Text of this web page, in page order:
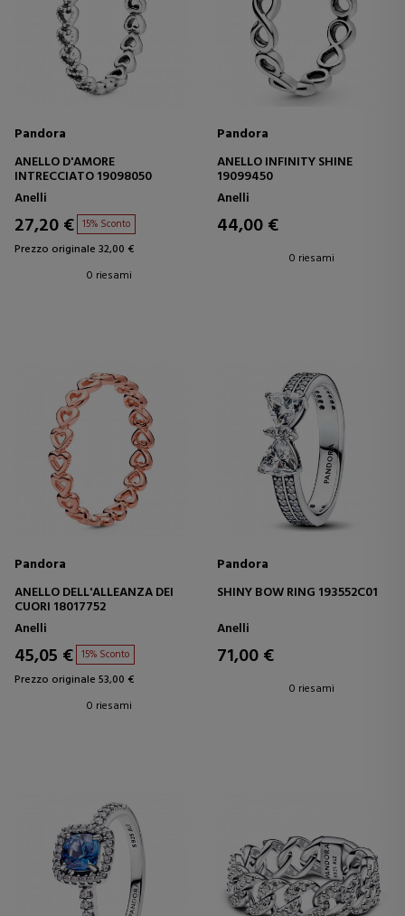
Pandora
ANELLO D'AMORE
INTRECCIATO 19098050
Anelli
27,20 € 15% Sconto
Prezzo originale 32,00 €
0 riesami
Pandora
ANELLO INFINITY SHINE
19099450
Anelli
44,00 €
0 riesami
Pandora
ANELLO DELL'ALLEANZA DEI
CUORI 18017752
Anelli
45,05 € 15% Sconto
Prezzo originale 53,00 €
0 riesami
Pandora
SHINY BOW RING 193552C01
Anelli
71,00 €
0 riesami